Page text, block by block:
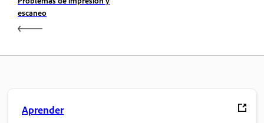
escaneo
Aprender